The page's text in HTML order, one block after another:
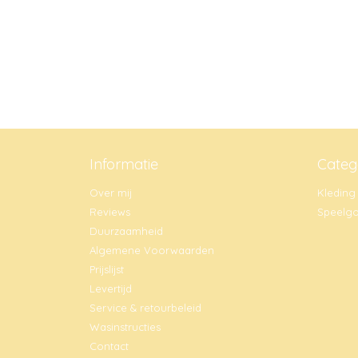
Informatie
Over mij
Reviews
Duurzaamheid
Algemene Voorwaarden
Prijslijst
Levertijd
Service & retourbeleid
Wasinstructies
Contact
Kleding